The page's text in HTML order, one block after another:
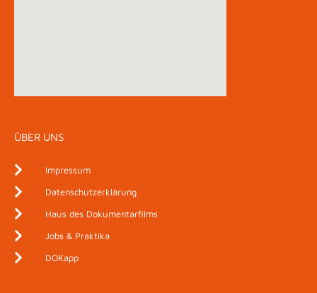
ÜBER UNS
Impressum
Datenschutzerklärung
Haus des Dokumentarfilms
Jobs & Praktika
DOKapp